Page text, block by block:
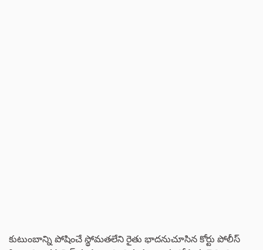
కుటుంబాన్ని పోషించే స్థోమతలేని రైతు భాదనుచూసిన కోర్టు పోలీస్